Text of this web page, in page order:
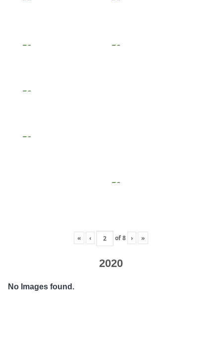
« ‹ of8 › »
2020
No Images found.